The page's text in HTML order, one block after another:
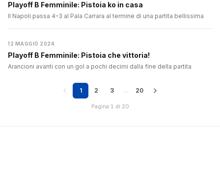
Playoff B Femminile: Pistoia ko in casa
Il Napoli passa 4–3 al Pala Carrara al termine di una partita bellissima
12 MAGGIO 2024
Playoff B Femminile: Pistoia che vittoria!
Arancioni avanti con un gol a pochi decimi dalla fine della partita
1 2 3 … 20
Pagina 1 di 20